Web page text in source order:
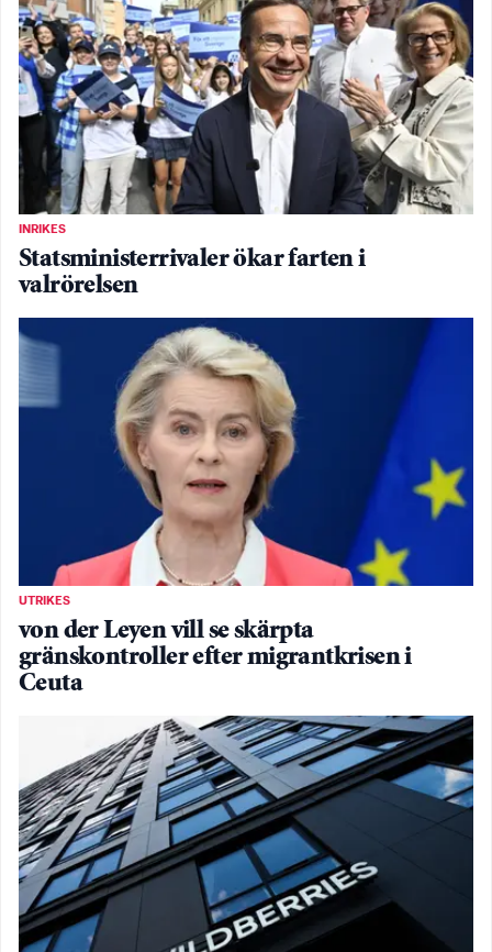
INRIKES
Statsministerrivaler ökar farten i
valrörelsen
UTRIKES
von der Leyen vill se skärpta
gränskontroller efter migrantkrisen i
Ceuta